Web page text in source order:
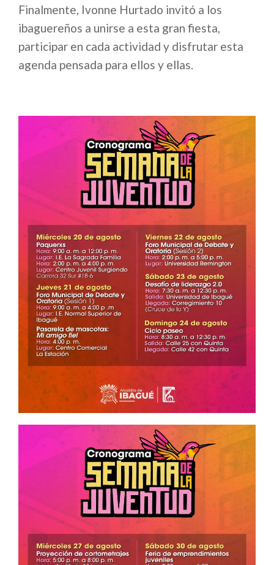
Finalmente, Ivonne Hurtado invitó a los
ibaguereños a unirse a esta gran fiesta,
participar en cada actividad y disfrutar esta
agenda pensada para ellos y ellas.